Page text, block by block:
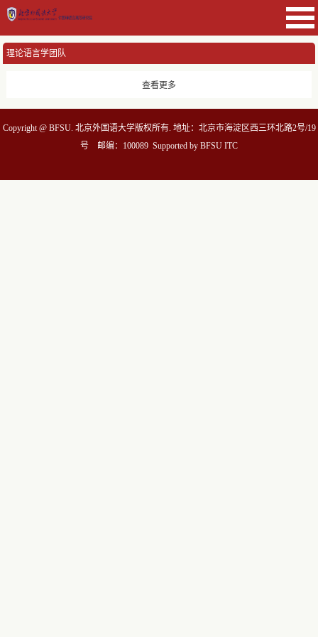
理论语言学团队
查看更多
Copyright @ BFSU. 北京外国语大学版权所有. 地址：北京市海淀区西三环北路2号/19
号 邮编：100089 Supported by BFSU ITC